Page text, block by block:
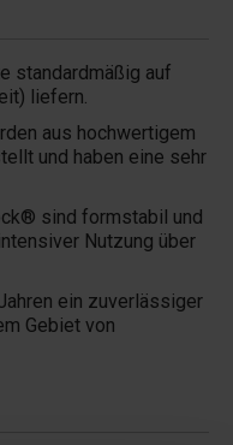
standardmäßig auf
liefern.
aus hochwertigem
und haben eine sehr
sind formstabil und
Nutzung über
ein zuverlässiger
Gebiet von